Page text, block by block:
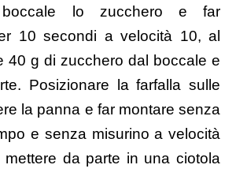
lo zucchero e far
10 secondi a velocità 10, al
40 g di zucchero dal boccale e
Posizionare la farfalla sulle
la panna e far montare senza
e senza misurino a velocità
mettere da parte in una ciotola